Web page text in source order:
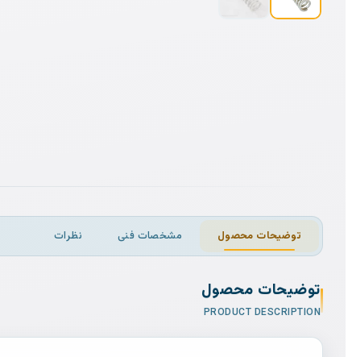
توضیحات محصول مشخصات فنی نظرات
توضیحات محصول
PRODUCT DESCRIPTION